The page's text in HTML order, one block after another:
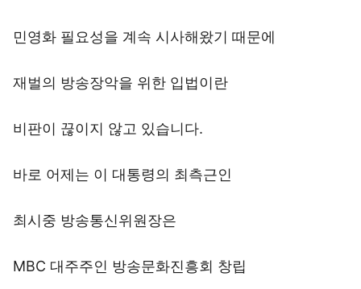
민영화 필요성을 계속 시사해왔기 때문에
재벌의 방송장악을 위한 입법이란
비판이 끊이지 않고 있습니다.
바로 어제는 이 대통령의 최측근인
최시중 방송통신위원장은
MBC 대주주인 방송문화진흥회 창립